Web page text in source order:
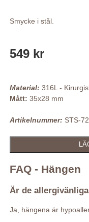
Smycke i stål.
549 kr
Material: 316L -
Mått: 35x28 mm
Artikelnummer: STS-
FAQ - Hängen
Är de
Ja, hängena är